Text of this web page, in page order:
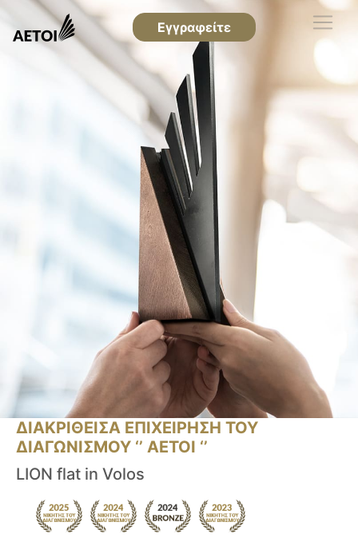
Εγγραφείτε
ΔΙΑΚΡΙΘΕΙΣΑ ΕΠΙΧΕΙΡΗΣΗ ΤΟΥ
ΔΙΑΓΩΝΙΣΜΟΥ ‘’ ΑΕΤΟΙ ‘’
LION flat in Volos